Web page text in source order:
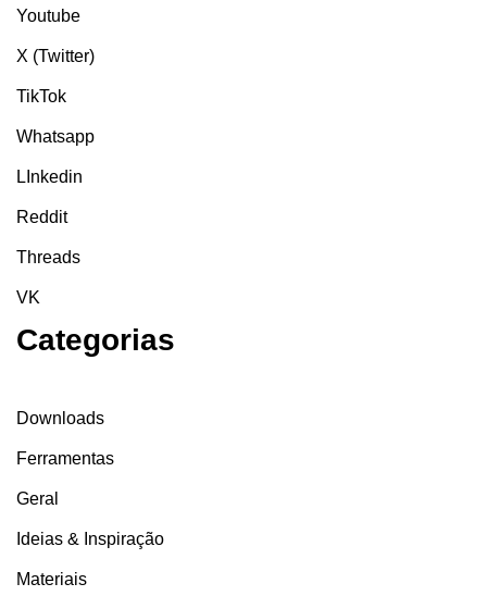
Youtube
X (Twitter)
TikTok
Whatsapp
LInkedin
Reddit
Threads
VK
Categorias
Downloads
Ferramentas
Geral
Ideias & Inspiração
Materiais